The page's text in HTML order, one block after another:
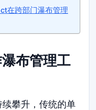
在跨部门瀑布管理
布管理工
攀升，传统的单